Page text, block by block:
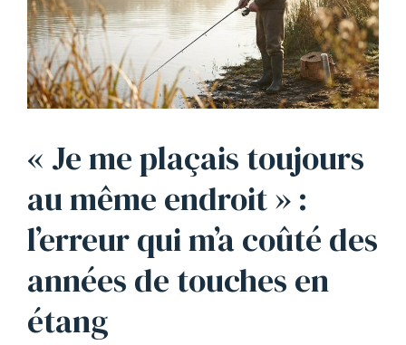
« Je me plaçais toujours
au même endroit » :
l’erreur qui m’a coûté des
années de touches en
étang